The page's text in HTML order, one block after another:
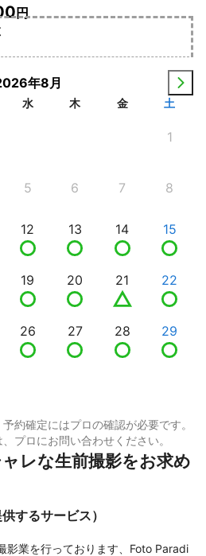
円
年8月
水 木 金 土
1
5 6 7 8
12 13 14 15
19 20 21 22
26 27 28 29
約確定にはプロの確認が必要です。
プロにお問い合わせください。
レな生前撮影をお求め
するサービス）
影業を行っております、Foto Paradi